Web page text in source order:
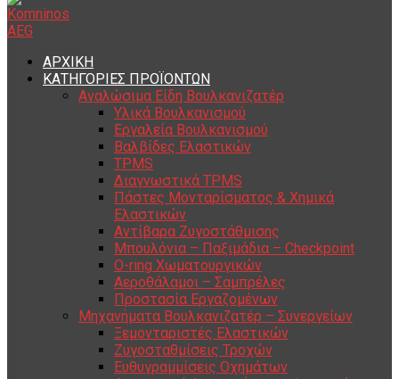
ΑΡΧΙΚΗ
ΚΑΤΗΓΟΡΙΕΣ ΠΡΟΪΟΝΤΩΝ
Αναλώσιμα Είδη Βουλκανιζατέρ
Υλικά Βουλκανισμού
Εργαλεία Βουλκανισμού
Βαλβίδες Ελαστικών
TPMS
Διαγνωστικά TPMS
Πάστες Μονταρίσματος & Χημικά
Ελαστικών
Αντίβαρα Ζυγοστάθμισης
Μπουλόνια – Παξιμάδια – Checkpoint
O-ring Χωματουργικών
Αεροθάλαμοι – Σαμπρέλες
Προστασία Εργαζομένων
Μηχανήματα Βουλκανιζατέρ – Συνεργείων
Ξεμονταριστές Ελαστικών
Ζυγοσταθμίσεις Τροχών
Ευθυγραμμίσεις Οχημάτων